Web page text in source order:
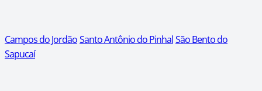
Campos do JordãoSanto Antônio do PinhalSão Bento do
Sapucaí